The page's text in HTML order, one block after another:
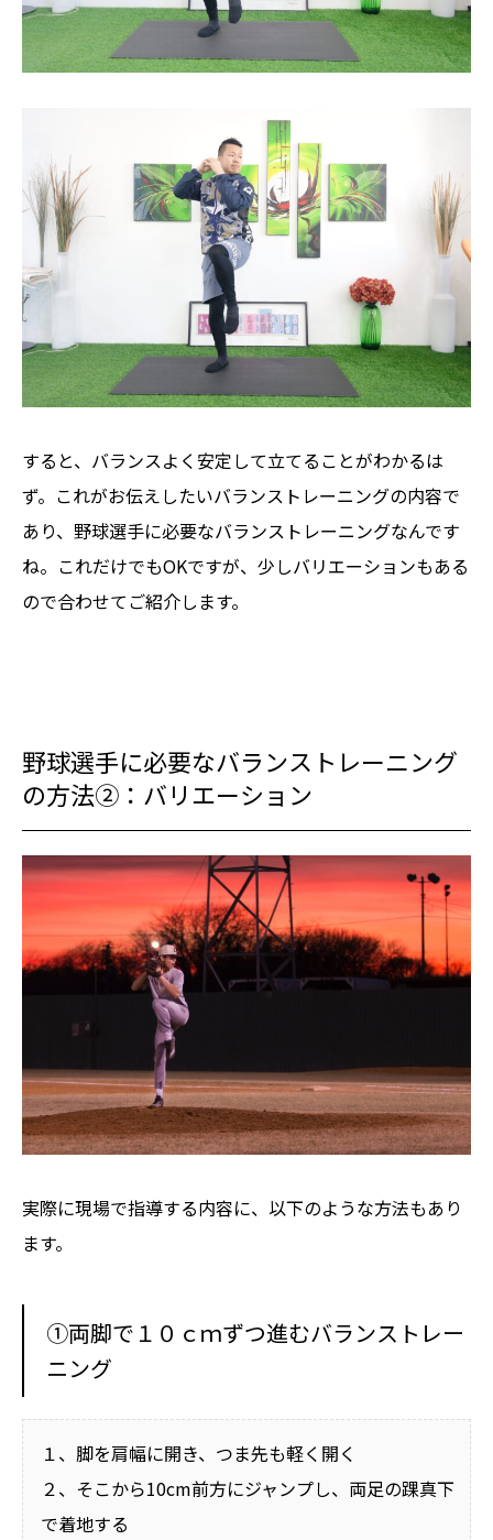
すると、バランスよく安定して立てることがわかるは
ず。これがお伝えしたいバランストレーニングの内容で
あり、野球選手に必要なバランストレーニングなんです
ね。これだけでもOKですが、少しバリエーションもある
ので合わせてご紹介します。
野球選手に必要なバランストレーニング
の方法②：バリエーション
実際に現場で指導する内容に、以下のような方法もあり
ます。
①両脚で１０ｃｍずつ進むバランストレー
ニング
１、脚を肩幅に開き、つま先も軽く開く
２、そこから10cm前方にジャンプし、両足の踝真下
で着地する